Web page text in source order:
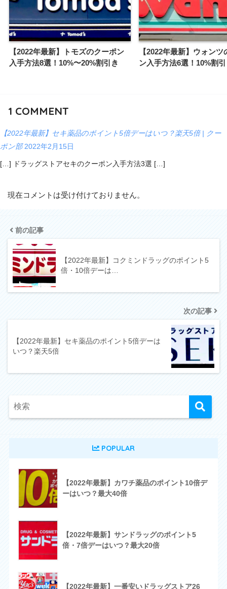
【2022年最新】トモズのクーポン
入手方法8選！10%〜20%割引き
【2022年最新】ウォンツ
ン入手方法6選！10%割
1 COMMENT
【2022年最新】セキ薬品のポイント5倍デーはいつ？楽天5倍 | クー
ポン部 2022年2月15日
[…] ドラッグストアセキのクーポン入手方法3選 […]
現在コメントは受け付けておりません。
前の記事
【2022年最新】コクミンドラッグのポイント5
倍・10倍デーは…
次の記事
【2022年最新】セキ薬品のポイント5倍デーは
いつ？楽天5倍
POPULAR
【2022年最新】カワチ薬品のポイント10倍デ
ーはいつ？最大40倍
【2022年最新】サンドラッグのポイント5
倍・7倍デーはいつ？最大20倍
【2022年最新】一番安いドラッグストア26